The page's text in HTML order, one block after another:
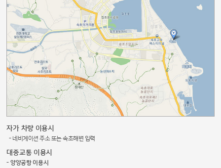
자가 차량 이용시
- 네비게이션 주소 또는 속초해변 입력
대중교통 이용시
- 양양공항 이용시